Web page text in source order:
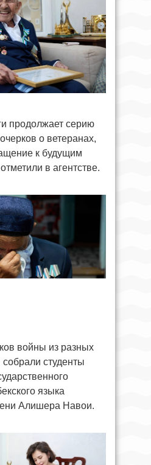
продолжает серию
о ветеранах,
к будущим
в агентстве.
войны из разных
студенты
языка
Алишера Навои.